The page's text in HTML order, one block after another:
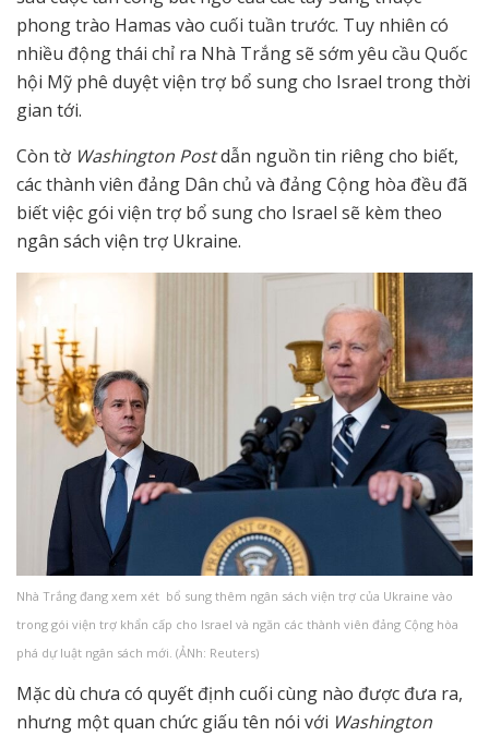
phong trào Hamas vào cuối tuần trước. Tuy nhiên có
nhiều động thái chỉ ra Nhà Trắng sẽ sớm yêu cầu Quốc
hội Mỹ phê duyệt viện trợ bổ sung cho Israel trong thời
gian tới.
Còn tờ Washington Postdẫn nguồn tin riêng cho biết,
các thành viên đảng Dân chủ và đảng Cộng hòa đều đã
biết việc gói viện trợ bổ sung cho Israel sẽ kèm theo
ngân sách viện trợ Ukraine.
Nhà Trắng đang xem xét bổ sung thêm ngân sách viện trợ của Ukraine vào
trong gói viện trợ khẩn cấp cho Israel và ngăn các thành viên đảng Cộng hòa
phá dự luật ngân sách mới. (ẢNh: Reuters)
Mặc dù chưa có quyết định cuối cùng nào được đưa ra,
nhưng một quan chức giấu tên nói với Washington